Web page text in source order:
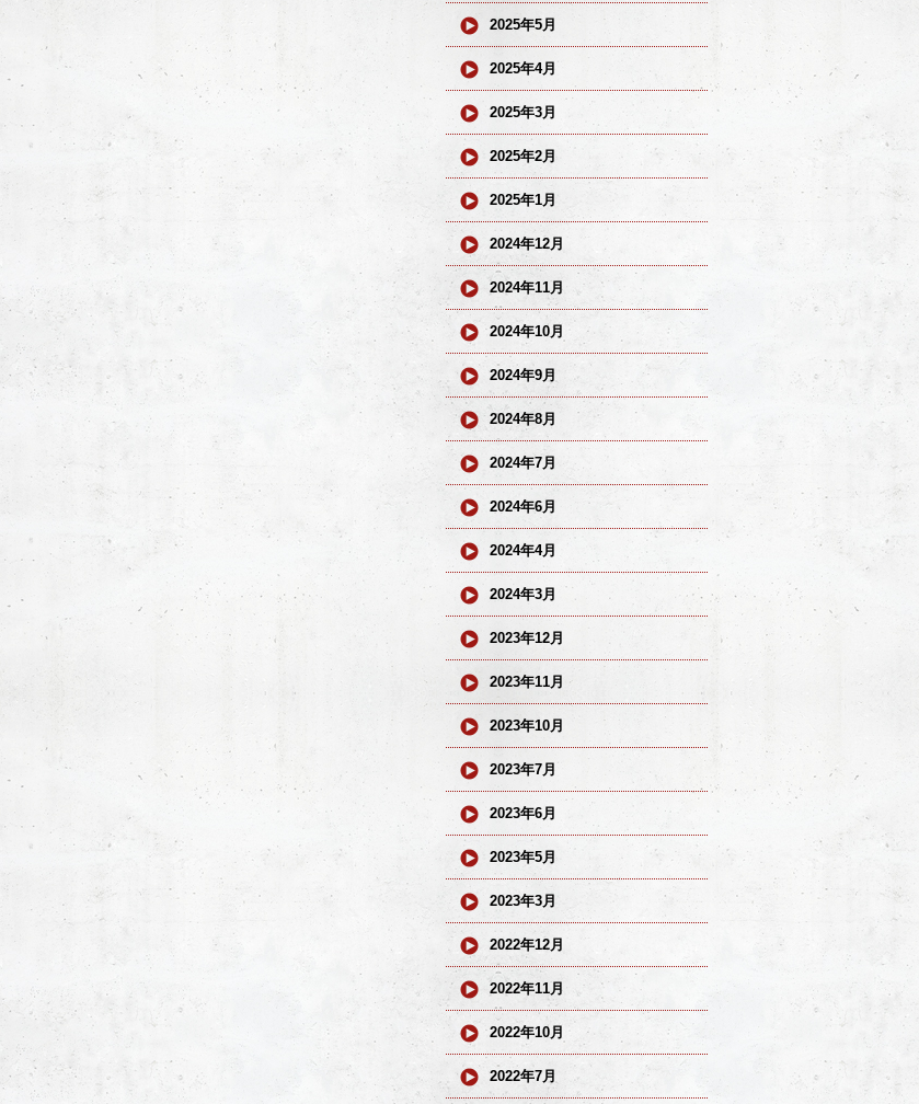
2025年5月
2025年4月
2025年3月
2025年2月
2025年1月
2024年12月
2024年11月
2024年10月
2024年9月
2024年8月
2024年7月
2024年6月
2024年4月
2024年3月
2023年12月
2023年11月
2023年10月
2023年7月
2023年6月
2023年5月
2023年3月
2022年12月
2022年11月
2022年10月
2022年7月